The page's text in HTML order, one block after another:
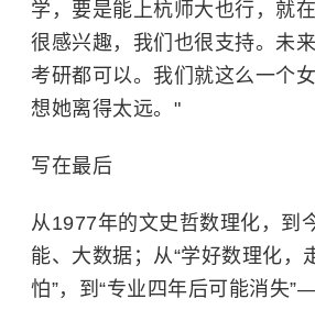
学 ，要是能上杭师大也行，就
很感兴趣，我们也很支持。未
考研都可以。我们就这么一个
想她离得太远。"
写在最后
从1977年的文史哲数理化，到
能、大数据；从“学好数理化，
怕”，到“专业四年后可能消失